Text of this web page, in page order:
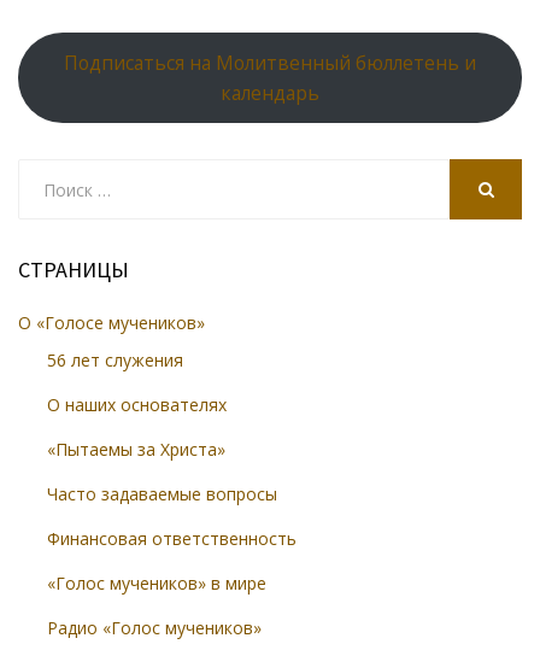
Подписаться на Молитвенный бюллетень и
календарь
СТРАНИЦЫ
О «Голосе мучеников»
56 лет служения
О наших основателях
«Пытаемы за Христа»
Часто задаваемые вопросы
Финансовая ответственность
«Голос мучеников» в мире
Радио «Голос мучеников»